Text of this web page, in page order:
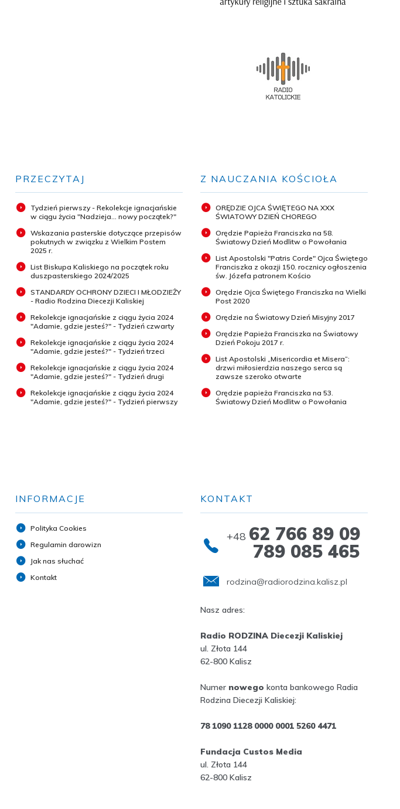
PRZECZYTAJ
Tydzień pierwszy - Rekolekcje ignacjańskie
w ciągu życia "Nadzieja... nowy początek?"
Wskazania pasterskie dotyczące przepisów
pokutnych w związku z Wielkim Postem
2025 r.
List Biskupa Kaliskiego na początek roku
duszpasterskiego 2024/2025
STANDARDY OCHRONY DZIECI I MŁODZIEŻY
- Radio Rodzina Diecezji Kaliskiej
Rekolekcje ignacjańskie z ciągu życia 2024
"Adamie, gdzie jesteś?" - Tydzień czwarty
Rekolekcje ignacjańskie z ciągu życia 2024
"Adamie, gdzie jesteś?" - Tydzień trzeci
Rekolekcje ignacjańskie z ciągu życia 2024
"Adamie, gdzie jesteś?" - Tydzień drugi
Rekolekcje ignacjańskie z ciągu życia 2024
"Adamie, gdzie jesteś?" - Tydzień pierwszy
Z NAUCZANIA KOŚCIOŁA
ORĘDZIE OJCA ŚWIĘTEGO NA XXX
ŚWIATOWY DZIEŃ CHOREGO
Orędzie Papieża Franciszka na 58.
Światowy Dzień Modlitw o Powołania
List Apostolski "Patris Corde" Ojca Świętego
Franciszka z okazji 150. rocznicy ogłoszenia
św. Józefa patronem Kościo
Orędzie Ojca Świętego Franciszka na Wielki
Post 2020
Orędzie na Światowy Dzień Misyjny 2017
Orędzie Papieża Franciszka na Światowy
Dzień Pokoju 2017 r.
List Apostolski „Misericordia et Misera”:
drzwi miłosierdzia naszego serca są
zawsze szeroko otwarte
Orędzie papieża Franciszka na 53.
Światowy Dzień Modlitw o Powołania
INFORMACJE
Polityka Cookies
Regulamin darowizn
Jak nas słuchać
Kontakt
KONTAKT
+48 62 766 89 09
789 085 465
rodzina@radiorodzina.kalisz.pl
Nasz adres:
Radio RODZINA Diecezji Kaliskiej
ul. Złota 144
62-800 Kalisz
Numer nowego konta bankowego Radia
Rodzina Diecezji Kaliskiej:
78 1090 1128 0000 0001 5260 4471
Fundacja Custos Media
ul. Złota 144
62-800 Kalisz